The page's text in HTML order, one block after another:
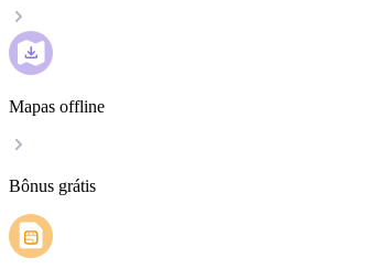
Mapas offline
Bônus grátis